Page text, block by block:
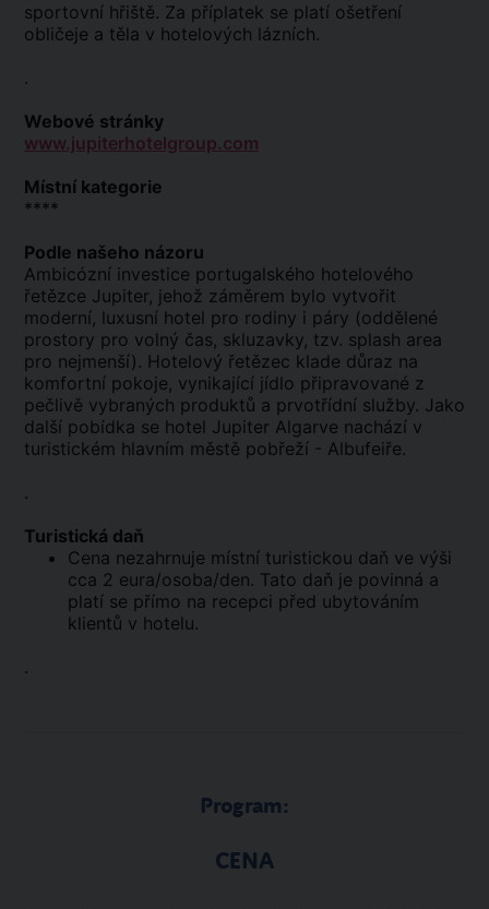
sportovní hřiště. Za příplatek se platí ošetření
obličeje a těla v hotelových lázních.
.
Webové stránky
www.jupiterhotelgroup.com
Místní kategorie
****
Podle našeho názoru
Ambicózní investice portugalského hotelového
řetězce Jupiter, jehož záměrem bylo vytvořit
moderní, luxusní hotel pro rodiny i páry (oddělené
prostory pro volný čas, skluzavky, tzv. splash area
pro nejmenší). Hotelový řetězec klade důraz na
komfortní pokoje, vynikající jídlo připravované z
pečlivě vybraných produktů a prvotřídní služby. Jako
další pobídka se hotel Jupiter Algarve nachází v
turistickém hlavním městě pobřeží - Albufeiře.
.
Turistická daň
Cena nezahrnuje místní turistickou daň ve výši
cca 2 eura/osoba/den. Tato daň je povinná a
platí se přímo na recepci před ubytováním
klientů v hotelu.
.
Program:
CENA